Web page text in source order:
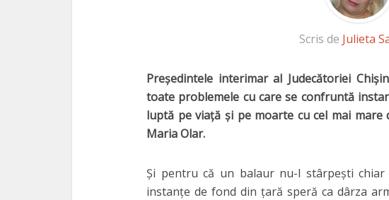
Scris de Julieta
Preşedintele interimar al Judecătoriei
toate problemele cu care se confruntă
luptă pe viaţă şi pe moarte cu cel mai mare
Maria Olar.
Şi pentru că un balaur nu-l stârpeşti
instanţe de fond din ţară speră ca dârza